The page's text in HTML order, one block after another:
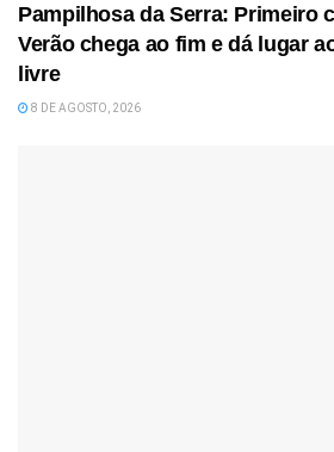
Pampilhosa da Serra: Primeiro
Verão chega ao fim e dá lugar
livre
8 DE AGOSTO, 2026